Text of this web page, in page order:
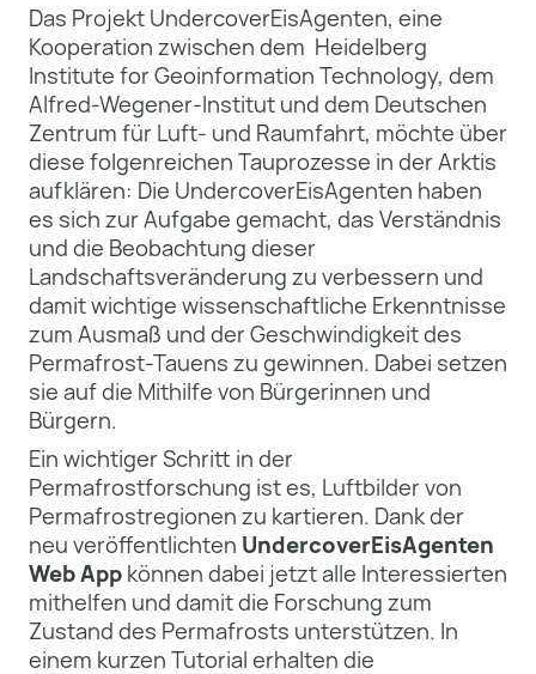
Das Projekt UndercoverEisAgenten, eine
Kooperation zwischen dem Heidelberg
Institute for Geoinformation Technology, dem
Alfred-Wegener-Institut und dem Deutschen
Zentrum für Luft- und Raumfahrt, möchte über
diese folgenreichen Tauprozesse in der Arktis
aufklären: Die UndercoverEisAgenten haben
es sich zur Aufgabe gemacht, das Verständnis
und die Beobachtung dieser
Landschaftsveränderung zu verbessern und
damit wichtige wissenschaftliche Erkenntnisse
zum Ausmaß und der Geschwindigkeit des
Permafrost-Tauens zu gewinnen. Dabei setzen
sie auf die Mithilfe von Bürgerinnen und
Bürgern.
Ein wichtiger Schritt in der
Permafrostforschung ist es, Luftbilder von
Permafrostregionen zu kartieren. Dank der
neu veröffentlichten UndercoverEisAgenten
Web Appkönnen dabei jetzt alle Interessierten
mithelfen und damit die Forschung zum
Zustand des Permafrosts unterstützen. In
einem kurzen Tutorial erhalten die